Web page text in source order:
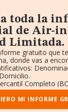
a toda la
de Air-
Limitada.
gratuito que
donde vas a
Completo
Evolución Ventas y
Administración y
Ejecutivos.
MI INFORME